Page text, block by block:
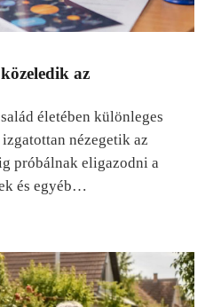
az
életében különleges
nézegetik az
próbálnak eligazodni a
és egyéb…